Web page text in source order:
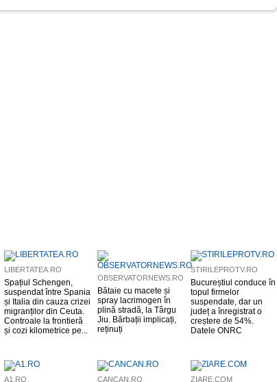
LIBERTATEA.RO
Spațiul Schengen,
suspendat între Spania
și Italia din cauza crizei
migranților din Ceuta.
Controale la frontieră
și cozi kilometrice pe...
OBSERVATORNEWS.RO
Bătaie cu macete și
spray lacrimogen în
plină stradă, la Târgu
Jiu. Bărbații implicați,
reținuți
STIRILEPROTV.RO
Bucureștiul conduce în
topul firmelor
suspendate, dar un
județ a înregistrat o
creștere de 54%.
Datele ONRC
A1.RO CANCAN.RO ZIARE.COM